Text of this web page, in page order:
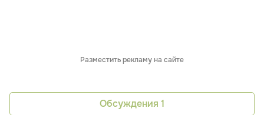
Разместить рекламу на сайте
Обсуждения 1